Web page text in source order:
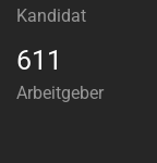
Kandidat
611
Arbeitgeber